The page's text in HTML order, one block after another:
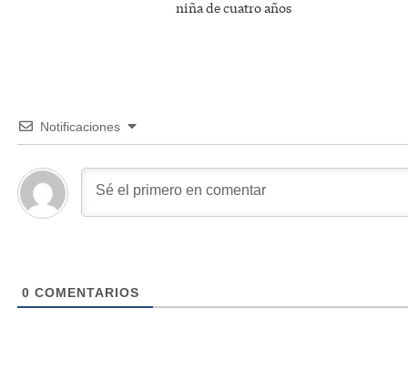
niña de cuatro años
Notificaciones
0 COMENTARIOS